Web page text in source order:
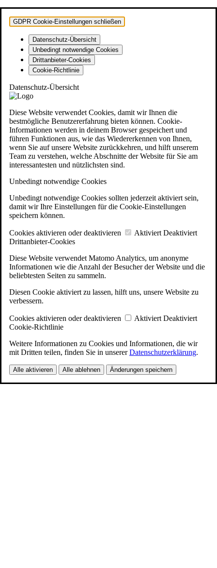
GDPR Cookie-Einstellungen schließen
Datenschutz-Übersicht
Unbedingt notwendige Cookies
Drittanbieter-Cookies
Cookie-Richtlinie
Datenschutz-Übersicht
Diese Website verwendet Cookies, damit wir Ihnen die
bestmögliche Benutzererfahrung bieten können. Cookie-
Informationen werden in deinem Browser gespeichert und
führen Funktionen aus, wie das Wiedererkennen von Ihnen,
wenn Sie auf unsere Website zurückkehren, und hilft unserem
Team zu verstehen, welche Abschnitte der Website für Sie am
interessantesten und nützlichsten sind.
Unbedingt notwendige Cookies
Unbedingt notwendige Cookies sollten jederzeit aktiviert sein,
damit wir Ihre Einstellungen für die Cookie-Einstellungen
speichern können.
Cookies aktivieren oder deaktivieren Aktiviert Deaktiviert
Drittanbieter-Cookies
Diese Website verwendet Matomo Analytics, um anonyme
Informationen wie die Anzahl der Besucher der Website und die
beliebtesten Seiten zu sammeln.
Diesen Cookie aktiviert zu lassen, hilft uns, unsere Website zu
verbessern.
Cookies aktivieren oder deaktivieren Aktiviert Deaktiviert
Cookie-Richtlinie
Weitere Informationen zu Cookies und Informationen, die wir
mit Dritten teilen, finden Sie in unsererDatenschutzerklärung.
Alle aktivieren Alle ablehnen Änderungen speichern